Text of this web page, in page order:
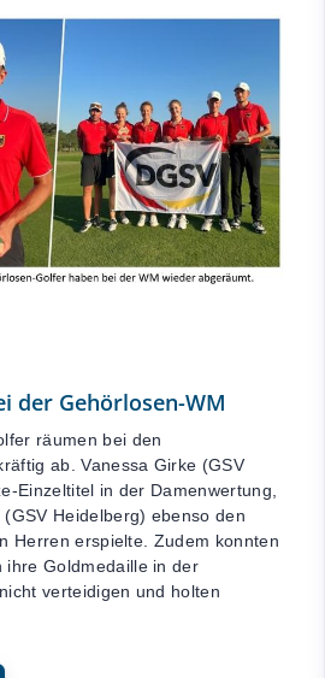
der Gehörlosen-WM
räumen bei den
ab. Vanessa Girke (GSV
Einzeltitel in der Damenwertung,
Heidelberg) ebenso den
Herren erspielte. Zudem konnten
ihre Goldmedaille in der
verteidigen und holten